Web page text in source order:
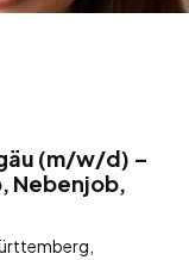
(m/w/d) –
Nebenjob,